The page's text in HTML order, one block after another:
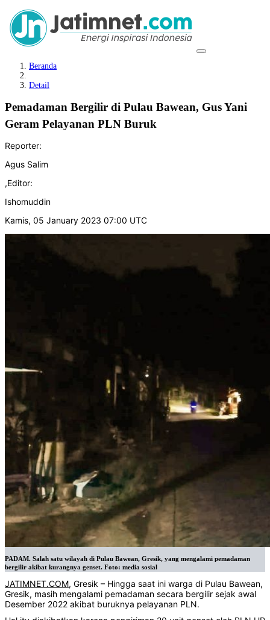
Beranda
Detail
Pemadaman Bergilir di Pulau Bawean, Gus Yani
Geram Pelayanan PLN Buruk
Reporter:
Agus Salim
,Editor:
Ishomuddin
Kamis, 05 January 2023 07:00 UTC
PADAM. Salah satu wilayah di Pulau Bawean, Gresik, yang mengalami pemadaman
bergilir akibat kurangnya genset. Foto: media sosial
JATIMNET.COM, Gresik – Hingga saat ini warga di Pulau Bawean,
Gresik, masih mengalami pemadaman secara bergilir sejak awal
Desember 2022 akibat buruknya pelayanan PLN.